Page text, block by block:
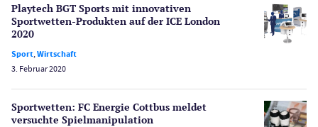
Schlagzeilen
Spiele
Spielerschutz
Merkur Casinos
Spielautomaten
Casino Testberichte
Playtech BGT Sports mit innovativen
Sportwetten-Produkten auf der ICE London
2020
Sport,Wirtschaft
3. Februar 2020
Sportwetten: FC Energie Cottbus meldet
versuchte Spiel­manipulation